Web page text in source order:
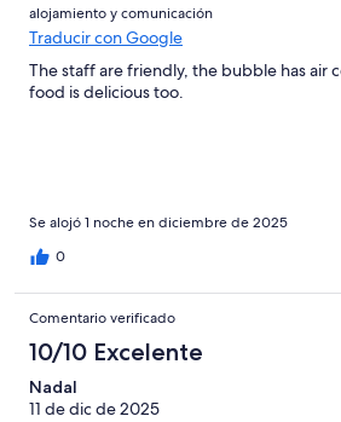
alojamiento y comunicación
Traducir con Google
The staff are friendly, the bubble has air
food is delicious too.
Se alojó 1 noche en diciembre de 2025
0
Comentario verificado
10/10 Excelente
Nadal
11 de dic de 2025